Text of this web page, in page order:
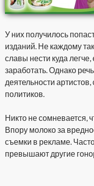
У них получилось
изданий. Не каждому
славы нести куда
заработать. Однако
деятельности
политиков.
Никто не сомневается,
Впору молоко за
съемки в рекламе.
превышают другие